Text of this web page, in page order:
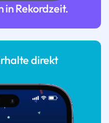
Rekordzeit.
direkt